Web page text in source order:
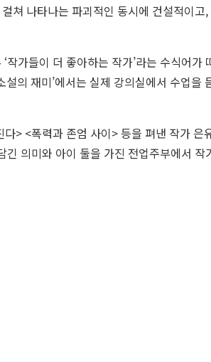
쳐 나타나는 파괴적인 동시에 건설적이
가들이 더 좋아하는 작가’라는 수식어
의 재미’에서는 실제 강의실에서 수업
> <폭력과 존엄 사이> 등을 펴낸 작가
의미와 아이 둘을 가진 전업주부에서